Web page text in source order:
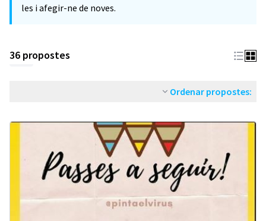
les i afegir-ne de noves.
36 propostes
Ordenar propostes: